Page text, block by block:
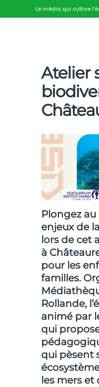
Le média qui cultive
Atelier
Plongez
enjeux de
lors de cet
à
pour les
familles.
Rollande,
animé par
qui
qui pèsent
les mers et